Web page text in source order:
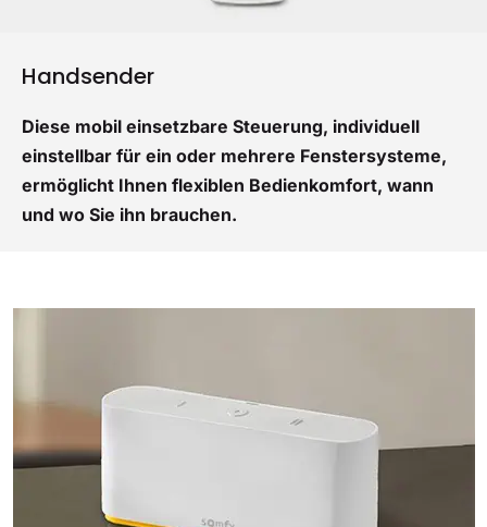
Handsender
Diese mobil einsetzbare Steuerung, individuell
einstellbar für ein oder mehrere Fenstersysteme,
ermöglicht Ihnen flexiblen Bedienkomfort, wann
und wo Sie ihn brauchen.